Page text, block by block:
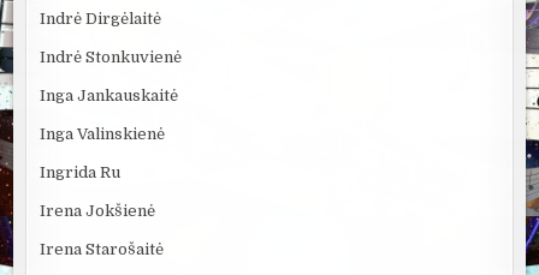
Indrė Dirgėlaitė
Indrė Stonkuvienė
Inga Jankauskaitė
Inga Valinskienė
Ingrida Ru
Irena Jokšienė
Irena Starošaitė